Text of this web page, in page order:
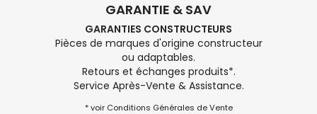
GARANTIE & SAV
GARANTIES CONSTRUCTEURS
Pièces de marques d'origine constructeur
ou adaptables.
Retours et échanges produits*.
Service Après-Vente & Assistance.
* voir Conditions Générales de Vente